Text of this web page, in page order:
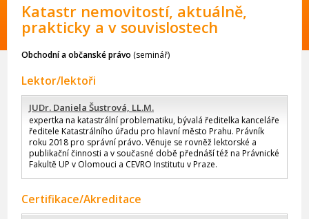
Katastr nemovitostí, aktuálně,
prakticky a v souvislostech
Obchodní a občanské právo (seminář)
Lektor/lektoři
JUDr. Daniela Šustrová, LL.M.
expertka na katastrální problematiku, bývalá ředitelka kanceláře
ředitele Katastrálního úřadu pro hlavní město Prahu. Právník
roku 2018 pro správní právo. Věnuje se rovněž lektorské a
publikační činnosti a v současné době přednáší též na Právnické
Fakultě UP v Olomouci a CEVRO Institutu v Praze.
Certifikace/Akreditace